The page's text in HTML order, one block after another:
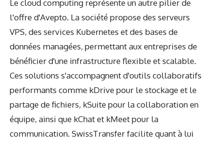
Le cloud computing représente un autre pilier de
l'offre d'Avepto. La société propose des serveurs
VPS, des services Kubernetes et des bases de
données managées, permettant aux entreprises de
bénéficier d'une infrastructure flexible et scalable.
Ces solutions s'accompagnent d'outils collaboratifs
performants comme kDrive pour le stockage et le
partage de fichiers, kSuite pour la collaboration en
équipe, ainsi que kChat et kMeet pour la
communication. SwissTransfer facilite quant à lui